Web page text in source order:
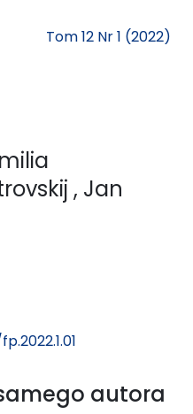
Tom 12 Nr 1 (2022)
, Jan
autora